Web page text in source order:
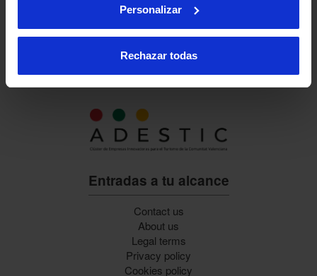
Personalizar
Rechazar todas
Entradas a tu alcance
Contact us
About us
Legal terms
Privacy policy
Cookies policy